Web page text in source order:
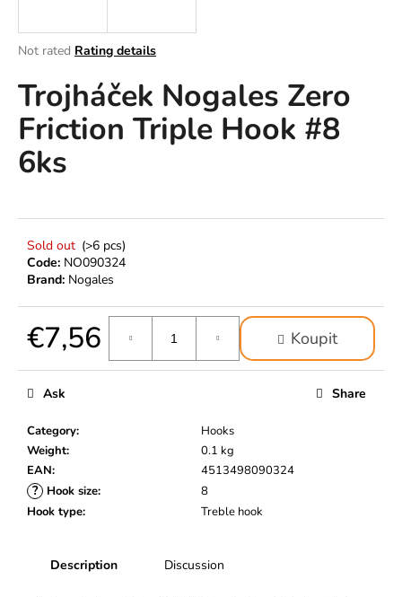
The
product
rating
is
0,0
out
of
Not rated Rating details
Trojháček Nogales Zero
Friction Triple Hook #8
6ks
Sold out (>6 pcs)
Code: NO090324
Brand: Nogales
€7,56 Koupit
Category:
Hooks
Weight:
0.1 kg
EAN: 4513498090324
? Hook size:
8
Hook type: Treble hook
Ask Share
Description Discussion
n
f
o
r
?
SEARCH
W
r
o
m
m
e
n